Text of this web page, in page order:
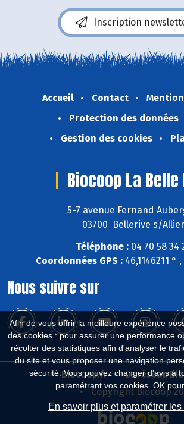
Afin de vous offrir la meilleure expérience
des cookies : pour assurer une performance
récolter des statistiques afin d'analyser le
du site et vous proposer une navigation
sécurité. Vous pouvez changer d'avis à
paramétrant vos cookies. OK
En savoir plus et paramétrer
Inscription
Accueil Contact
Protection des données
Gestion des cookies
Biocoop La Belle
5-7 avenue Fernand
03700 Bellerive s/Allier
Téléphone : 04 70 58 34
Coordonnées GPS : 46,1146211 °
Nous suivre sur
Biocoop.fr
Le réseau
Copyright Biocoop